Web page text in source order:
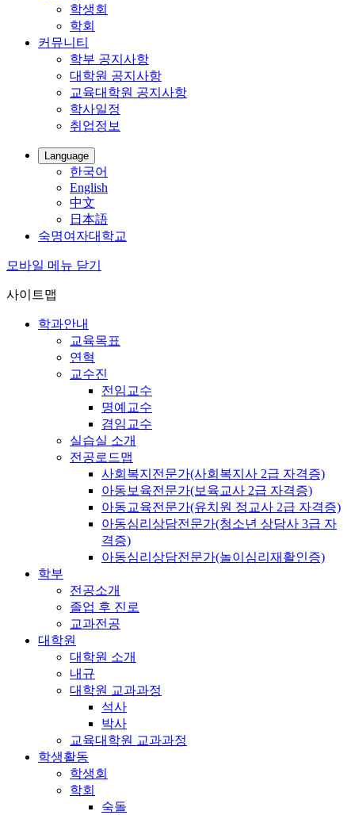
학생회
학회
커뮤니티
학부 공지사항
대학원 공지사항
교육대학원 공지사항
학사일정
취업정보
Language
한국어
English
中文
日本語
숙명여자대학교
모바일 메뉴 닫기
사이트맵
학과안내
교육목표
연혁
교수진
전임교수
명예교수
겸임교수
실습실 소개
전공로드맵
사회복지전문가(사회복지사 2급 자격증)
아동보육전문가(보육교사 2급 자격증)
아동교육전문가(유치원 정교사 2급 자격증)
아동심리상담전문가(청소년 상담사 3급 자
격증)
아동심리상담전문가(놀이심리재활인증)
학부
전공소개
졸업 후 진로
교과전공
대학원
대학원 소개
내규
대학원 교과과정
석사
박사
교육대학원 교과과정
학생활동
학생회
학회
숙돌